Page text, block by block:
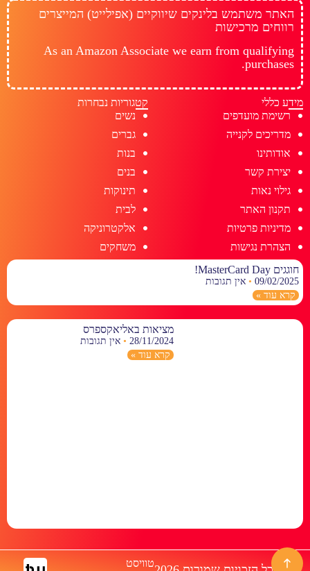
האתר משתמש בלינקים שיווקיים (אפילייט) המייצרים
רווחים מרכישות
As an Amazon Associate we earn from qualifying
purchases.
מידע כללי
רשימת מועדפים
מדריכים לקנייה
אודותינו
יצירת קשר
גילוי נאות
תקנון האתר
מדיניות פרטיות
הצהרת נגישות
קטגוריות נבחרות
נשים
גברים
בנות
בנים
תינוקות
לבית
אלקטרוניקה
משחקים
חוגגים MasterCard Day!
09/02/2025
אין תגובות
קרא עוד »
מציאות באליאקספרס
28/11/2024 אין תגובות
קרא עוד »
טוויסט